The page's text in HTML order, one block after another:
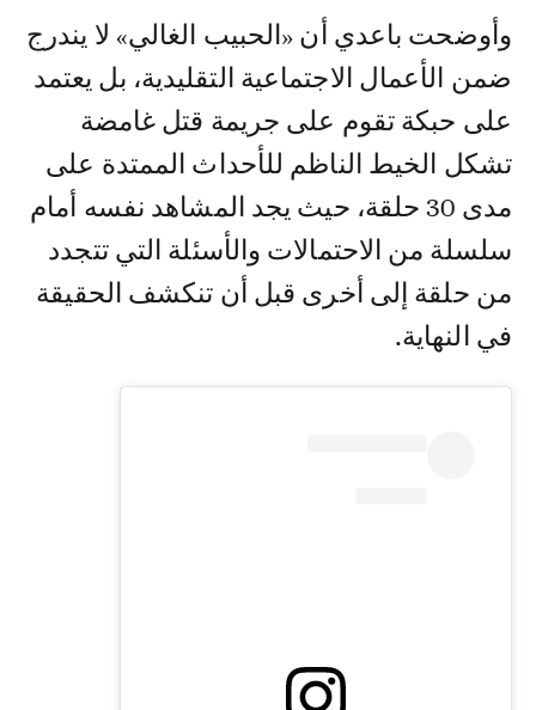
وأوضحت باعدي أن «الحبيب الغالي» لا يندرج
ضمن الأعمال الاجتماعية التقليدية، بل يعتمد
على حبكة تقوم على جريمة قتل غامضة
تشكل الخيط الناظم للأحداث الممتدة على
مدى 30 حلقة، حيث يجد المشاهد نفسه أمام
سلسلة من الاحتمالات والأسئلة التي تتجدد
من حلقة إلى أخرى قبل أن تنكشف الحقيقة
في النهاية.